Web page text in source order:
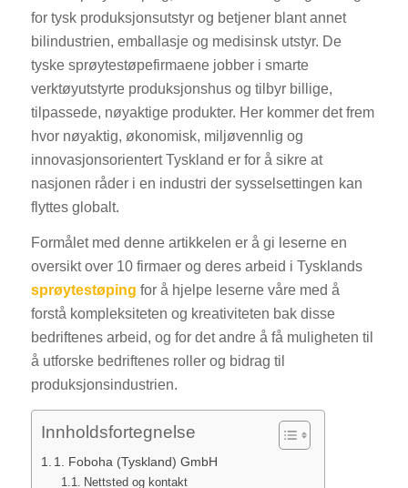
for tysk produksjonsutstyr og betjener blant annet
bilindustrien, emballasje og medisinsk utstyr. De
tyske sprøytestøpefirmaene jobber i smarte
verktøyutstyrte produksjonshus og tilbyr billige,
tilpassede, nøyaktige produkter. Her kommer det frem
hvor nøyaktig, økonomisk, miljøvennlig og
innovasjonsorientert Tyskland er for å sikre at
nasjonen råder i en industri der sysselsettingen kan
flyttes globalt.
Formålet med denne artikkelen er å gi leserne en
oversikt over 10 firmaer og deres arbeid i Tysklands
sprøytestøping for å hjelpe leserne våre med å
forstå kompleksiteten og kreativiteten bak disse
bedriftenes arbeid, og for det andre å få muligheten til
å utforske bedriftenes roller og bidrag til
produksjonsindustrien.
Innholdsfortegnelse
1. Foboha (Tyskland) GmbH
Nettsted og kontakt